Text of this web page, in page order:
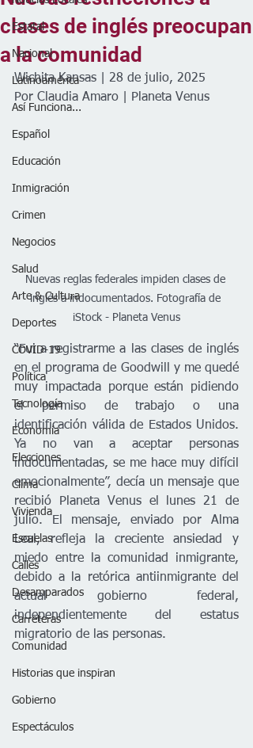
Estatal
Nacional
Latinoamérica
Así Funciona...
Español
Educación
Inmigración
Crimen
Negocios
Salud
Arte & Cultura
Deportes
COVID-19
Política
Tecnología
Economía
Elecciones
Clima
Vivienda
Escuelas
Calles
Desamparados
Carreteras
Comunidad
Historias que inspiran
Gobierno
Espectáculos
clases de inglés preocupan
a la comunidad
Wichita Kansas | 28 de julio, 2025
Por Claudia Amaro | Planeta Venus
Nuevas reglas federales impiden clases de
inglés a indocumentados. Fotografía de
iStock - Planeta Venus
“Fui a registrarme a las clases de inglés
en el programa de Goodwill y me quedé
muy impactada porque están pidiendo
el permiso de trabajo o una
identificación válida de Estados Unidos.
Ya no van a aceptar personas
indocumentadas, se me hace muy difícil
emocionalmente”, decía un mensaje que
recibió Planeta Venus el lunes 21 de
julio. El mensaje, enviado por Alma
Leal, refleja la creciente ansiedad y
miedo entre la comunidad inmigrante,
debido a la retórica antiinmigrante del
actual gobierno federal,
independientemente del estatus
migratorio de las personas.